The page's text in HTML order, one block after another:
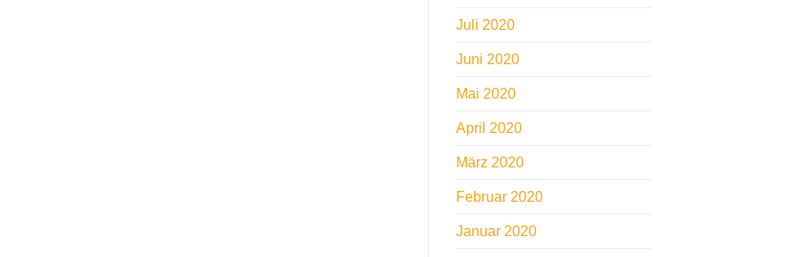
Juli 2020
Juni 2020
Mai 2020
April 2020
März 2020
Februar 2020
Januar 2020